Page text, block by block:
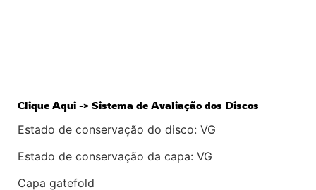
Clique Aqui -> Sistema de Avaliação dos Discos
Estado de conservação do disco: VG
Estado de conservação da capa: VG
Capa gatefold